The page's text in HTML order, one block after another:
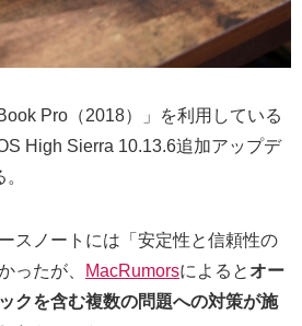
Pro（2018）」を利用している
High Sierra 10.13.6追加アップデ
スノートには「安定性と信頼性の
ったが、
MacRumorsによると オー
クを含む複数の問題への対策が施